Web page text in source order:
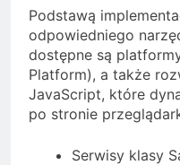
Podstawą
odpowiedniego
dostępne są
Platform), a także
JavaScript, które
po stronie
Serwisy klasy